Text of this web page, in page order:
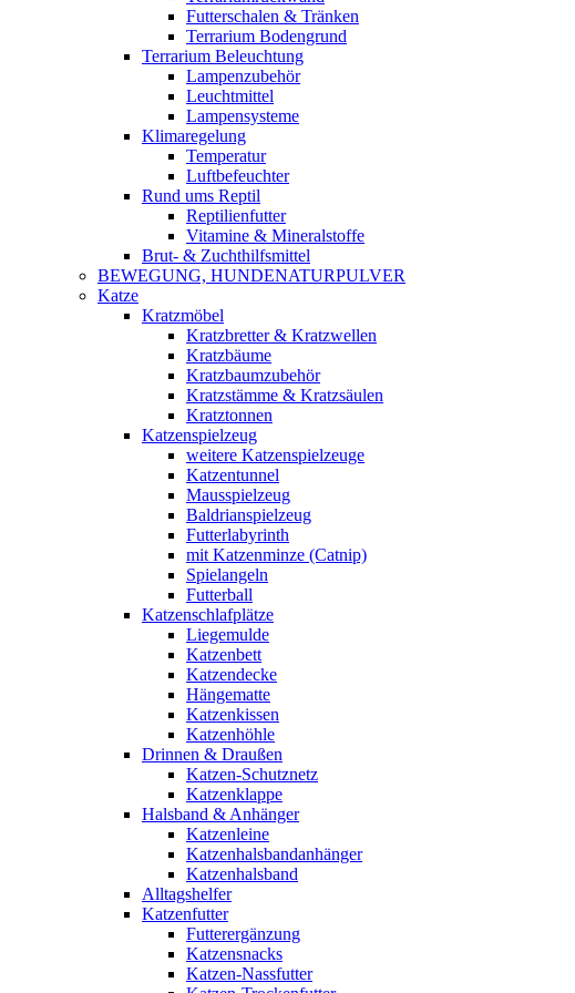
Futterschalen & Tränken
Terrarium Bodengrund
Terrarium Beleuchtung
Lampenzubehör
Leuchtmittel
Lampensysteme
Klimaregelung
Temperatur
Luftbefeuchter
Rund ums Reptil
Reptilienfutter
Vitamine & Mineralstoffe
Brut- & Zuchthilfsmittel
BEWEGUNG, HUNDENATURPULVER
Katze
Kratzmöbel
Kratzbretter & Kratzwellen
Kratzbäume
Kratzbaumzubehör
Kratzstämme & Kratzsäulen
Kratztonnen
Katzenspielzeug
weitere Katzenspielzeuge
Katzentunnel
Mausspielzeug
Baldrianspielzeug
Futterlabyrinth
mit Katzenminze (Catnip)
Spielangeln
Futterball
Katzenschlafplätze
Liegemulde
Katzenbett
Katzendecke
Hängematte
Katzenkissen
Katzenhöhle
Drinnen & Draußen
Katzen-Schutznetz
Katzenklappe
Halsband & Anhänger
Katzenleine
Katzenhalsbandanhänger
Katzenhalsband
Alltagshelfer
Katzenfutter
Futterergänzung
Katzensnacks
Katzen-Nassfutter